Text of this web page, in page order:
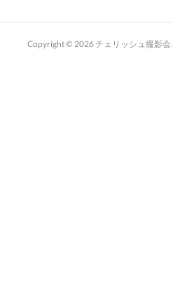
Copyright © 2026チェリッシュ撮影会.